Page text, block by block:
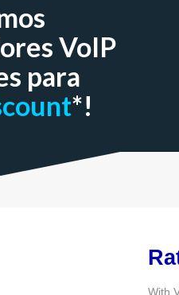
VoIP
para
*!